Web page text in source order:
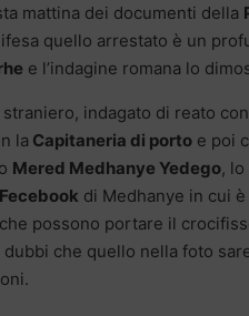
mattina dei documenti della
quello arrestato è un
e l’indagine romana lo
indagato di reato
la Capitaneria di porto e poi
Mered Medhanye Yedego,
Fecebook di Medhanye in cui
possono portare il
che quello nella foto